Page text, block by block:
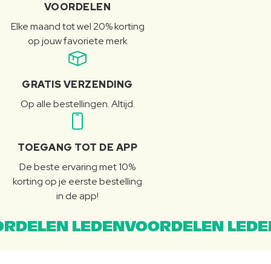
VOORDELEN
Elke maand tot wel 20% korting
op jouw favoriete merk
GRATIS VERZENDING
Op alle bestellingen. Altijd.
TOEGANG TOT DE APP
De beste ervaring met 10%
korting op je eerste bestelling
in de app!
LEDENVOORDELEN